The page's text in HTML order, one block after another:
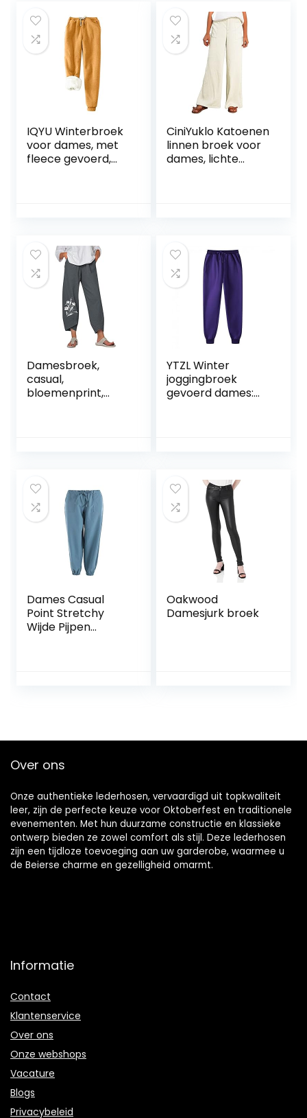
IQYU Winterbroek
voor dames, met
fleece gevoerd,
broek, lange
thermische broek,
fleece
sweatpants,
pluche
vrijetijdsbroek,
trainingsbroek
CiniYuklo Katoenen
linnen broek voor
dames, lichte
boyfriend broek,
lichte rechte
pijpen
Damesbroek,
casual,
bloemenprint,
YTZL Winter
joggingbroek
gevoerd dames:
winterbroek,
vrijetijdsbroek,
trainingsbroek
met zak,
sweatbroek,
trekkingbroek
Dames Casual
Point Stretchy
Wijde Pijpen
Oakwood
Damesjurk broek
Over ons
Onze authentieke lederhosen, vervaardigd uit topkwaliteit
leer, zijn de perfecte keuze voor Oktoberfest en traditionele
evenementen. Met hun duurzame constructie en klassieke
ontwerp bieden ze zowel comfort als stijl. Deze lederhosen
zijn een tijdloze toevoeging aan uw garderobe, waarmee u
de Beierse charme en gezelligheid omarmt.
Informatie
Contact
Klantenservice
Over ons
Onze webshops
Vacature
Blogs
Privacybeleid